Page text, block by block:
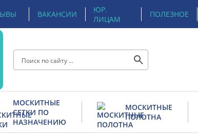
ВАКАНСИИ
ЮР.
ЛИЦАМ
ПОЛЕЗНОЕ
МОСКИТНЫЕ
СЕТКИ ПО
НАЗНАЧЕНИЮ
МОСКИТНЫЕ
ПОЛОТНА